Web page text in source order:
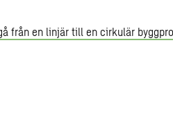
från en linjär till en cirkulär